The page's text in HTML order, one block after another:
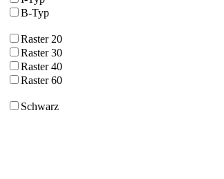
B-Typ
Raster 20
Raster 30
Raster 40
Raster 60
Schwarz